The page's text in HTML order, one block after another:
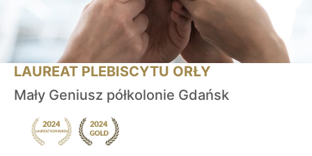
LAUREAT PLEBISCYTU ORŁY
Mały Geniusz półkolonie Gdańsk